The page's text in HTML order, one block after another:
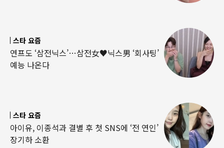
스타 요즘
연프도 ‘삼전닉스’…삼전女♥닉스男 ‘회사팅’
예능 나온다
스타 요즘
아이유, 이종석과 결별 후 첫 SNS에 ‘전 연인’
장기하 소환